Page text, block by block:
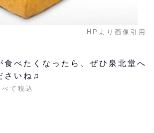
HPより画像引用
食べたくなったら、ぜひ泉北堂へ
さいね♫
て税込